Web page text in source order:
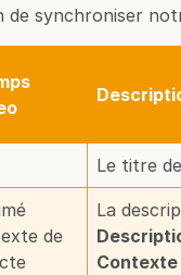
de synchroniser
Le titre
de
La